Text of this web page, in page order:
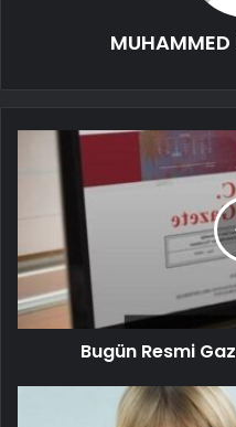
MUHAMMED
Bugün Resmi